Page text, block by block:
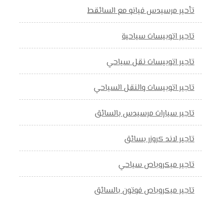
تأحير مرسيدس فيانو مع السائقط
تاجير اتوبيسات سياحية
تاجير اتوبيسات نقل سياحي
تاجير اتوبيسات والنقل السياحي
تاجير سيارات مرسيدس بالسائق
تاجير لاند كروزر بسائق
تاجير ميكروباص سياحي
تاجير ميكروباص فوتون بالسائق